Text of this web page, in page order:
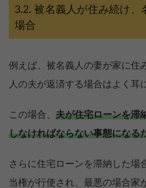
被名義人が住み続け、
場合
例えば、被名義人の妻が家に住
人の夫が返済する場合はよく耳
この場合、 夫が住宅ローンを滞
しなければならない事態になる
さらに住宅ローンを滞納した場
当権が行使され、最悪の場合家